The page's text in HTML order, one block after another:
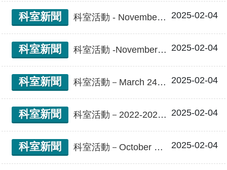
科室新聞 科室活動 - November 21-23, 2025. The 8th Asian Oceanian Congress of Clinical Neurophysiology. 2025-02-04
科室新聞 科室活動 -November 22-24, 2024. The 7th Taiwan International Congress of Parkinson’s Disease and Movement Disorders. 2025-02-04
科室新聞 科室活動－March 24, 2024 台灣臨床神經生理學學會春季學術研討會暨經顱磁刺激工作坊 2025-02-04
科室新聞 科室活動－2022-2024年 The 14th -12th 神經生理病理暨醫學影像研討會 2025-02-04
科室新聞 科室活動－October 21, 2023 台灣臨床神經生理學學會秋季學術研討會 2025-02-04